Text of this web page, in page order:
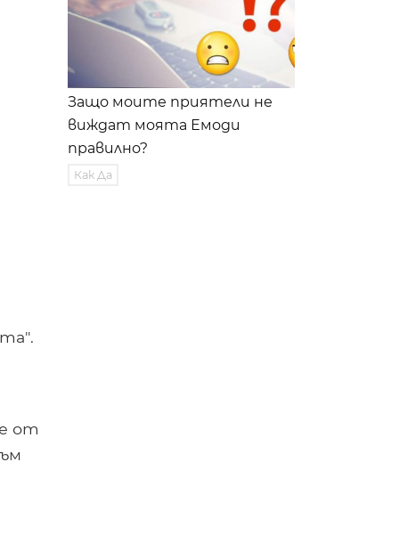
от
Защо моите приятели не
виждат моята Емоди
правилно?
Как Да